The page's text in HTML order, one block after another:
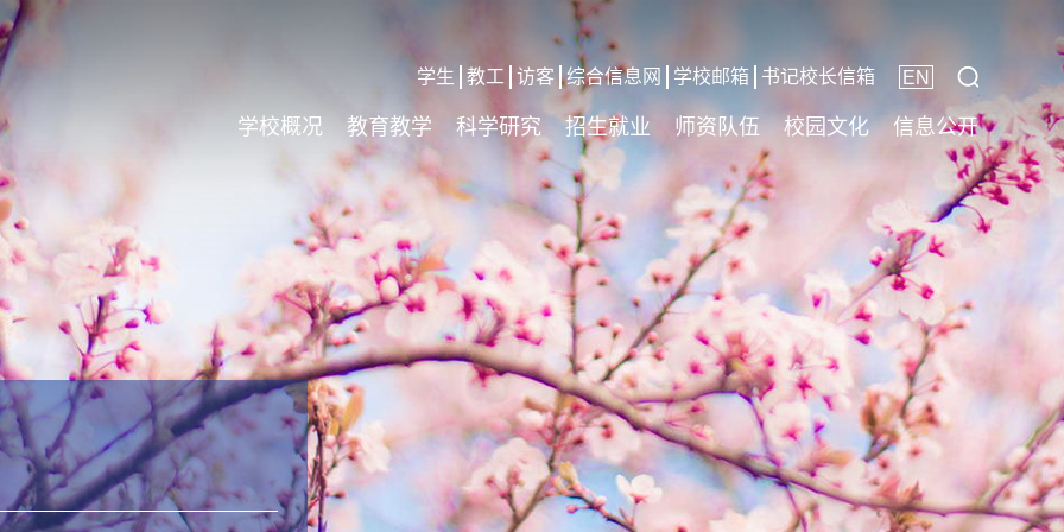
学生 教工 访客 综合信息网 学校邮箱 书记校长信箱 EN
学校概况 教育教学 科学研究 招生就业 师资队伍 校园文化 信息公开